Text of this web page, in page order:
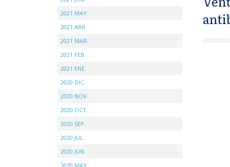
2021 MAY.
2021 ABR.
2021 MAR.
2021 FEB.
2021 ENE.
2020 DIC.
2020 NOV.
2020 OCT.
2020 SEP.
2020 JUL.
2020 JUN.
2020 MAY.